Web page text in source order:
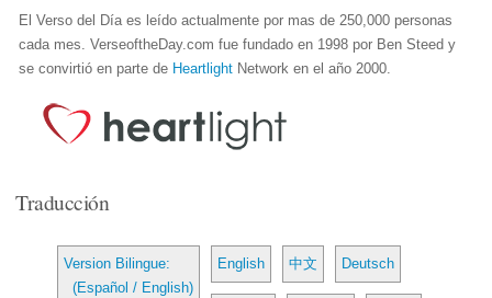
El Verso del Día es leído actualmente por mas de 250,000 personas
cada mes. VerseoftheDay.com fue fundado en 1998 por Ben Steed y
se convirtió en parte de Heartlight Network en el año 2000.
Traducción
Version Bilingue:
(Español / English)
English 中文 Deutsch